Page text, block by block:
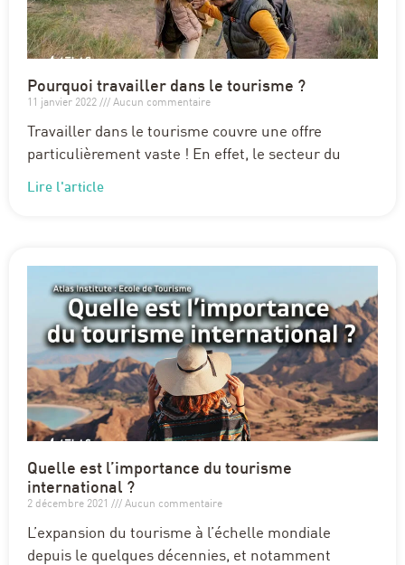
Pourquoi travailler dans le tourisme ?
11 janvier 2022 Aucun commentaire
Travailler dans le tourisme couvre une offre
particulièrement vaste ! En effet, le secteur du
Lire l'article
Quelle est l’importance du tourisme
international ?
2 décembre 2021 Aucun commentaire
L’expansion du tourisme à l’échelle mondiale
depuis le quelques décennies, et notamment